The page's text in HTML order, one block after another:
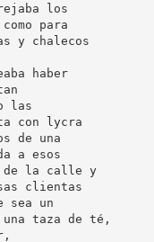
los
para
y chalecos
haber
las
con lycra
de una
a esos
de la calle y
clientas
sea un
taza de té,